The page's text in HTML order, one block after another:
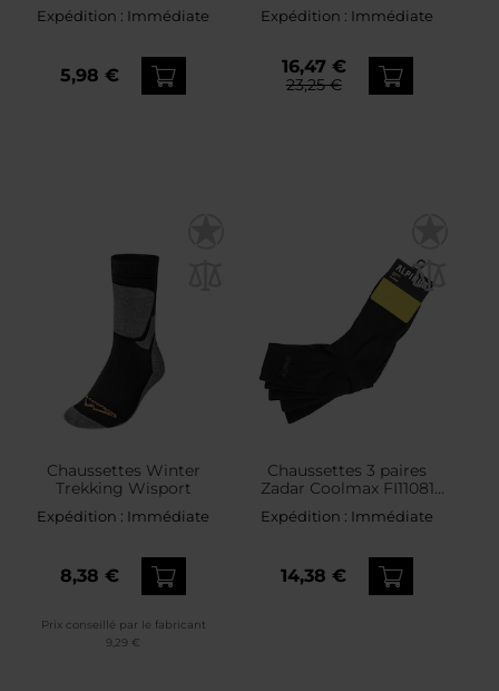
Expédition : Immédiate
5,98 €
Expédition : Immédiate
16,47 €
23,25 €
Chaussettes Winter
Trekking Wisport
Expédition : Immédiate
8,38 €
Prix conseillé par le fabricant
9,29 €
Chaussettes 3 paires
Zadar Coolmax FI11081
Alpinus - Black
Expédition : Immédiate
14,38 €